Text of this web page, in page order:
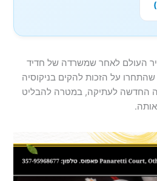
העולם לאחר שמשרדה של חדיד
על הזכות להקים בניקוסיה
החדשה לעתיקה, במטרה להבליט